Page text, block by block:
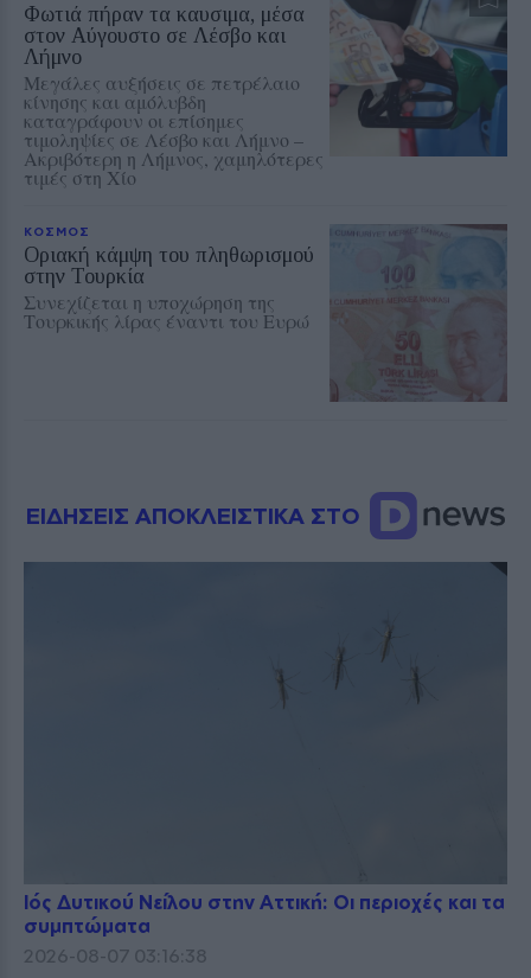
Φωτιά πήραν τα καυσιμα, μέσα
στον Αύγουστο σε Λέσβο και
Λήμνο
Μεγάλες αυξήσεις σε πετρέλαιο
κίνησης και αμόλυβδη
καταγράφουν οι επίσημες
τιμοληψίες σε Λέσβο και Λήμνο –
Ακριβότερη η Λήμνος, χαμηλότερες
τιμές στη Χίο
ΚΟΣΜΟΣ
Οριακή κάμψη του πληθωρισμού
στην Τουρκία
Συνεχίζεται η υποχώρηση της
Τουρκικής λίρας έναντι του Ευρώ
ΕΙΔΗΣΕΙΣ ΑΠΟΚΛΕΙΣΤΙΚΑ ΣΤΟ
Ιός Δυτικού Νείλου στην Αττική: Οι περιοχές και τα
συμπτώματα
2026-08-07 03:16:38